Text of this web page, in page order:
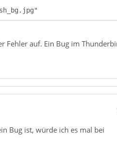
Fehler auf. Ein Bug im
Bug ist, würde ich es mal bei